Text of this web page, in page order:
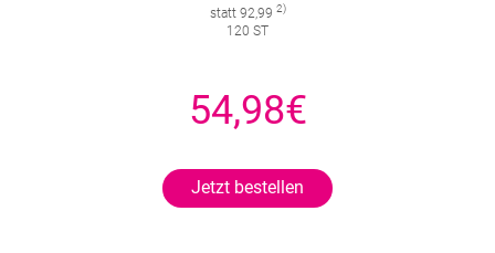
statt 92,99 2)
120 ST
54,98€
Jetzt bestellen